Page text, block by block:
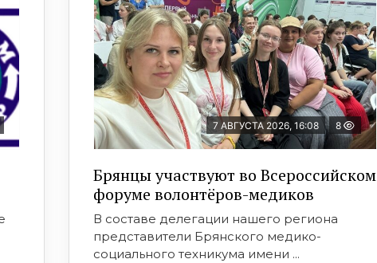
7 АВГУСТА 2026, 16:08 8
Брянцы участвуют во Всероссийском
форуме волонтёров-медиков
В составе делегации нашего региона
представители Брянского медико-
социального техникума имени ...